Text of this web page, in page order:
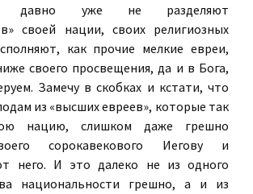
давно уже не разделяют
своей нации, своих религиозных
как прочие мелкие евреи,
своего просвещения, да и в Бога,
Замечу в скобках и кстати, что
из «высших евреев», которые так
нацию, слишком даже грешно
сорокавекового Иегову и
него. И это далеко не из одного
национальности грешно, а и из